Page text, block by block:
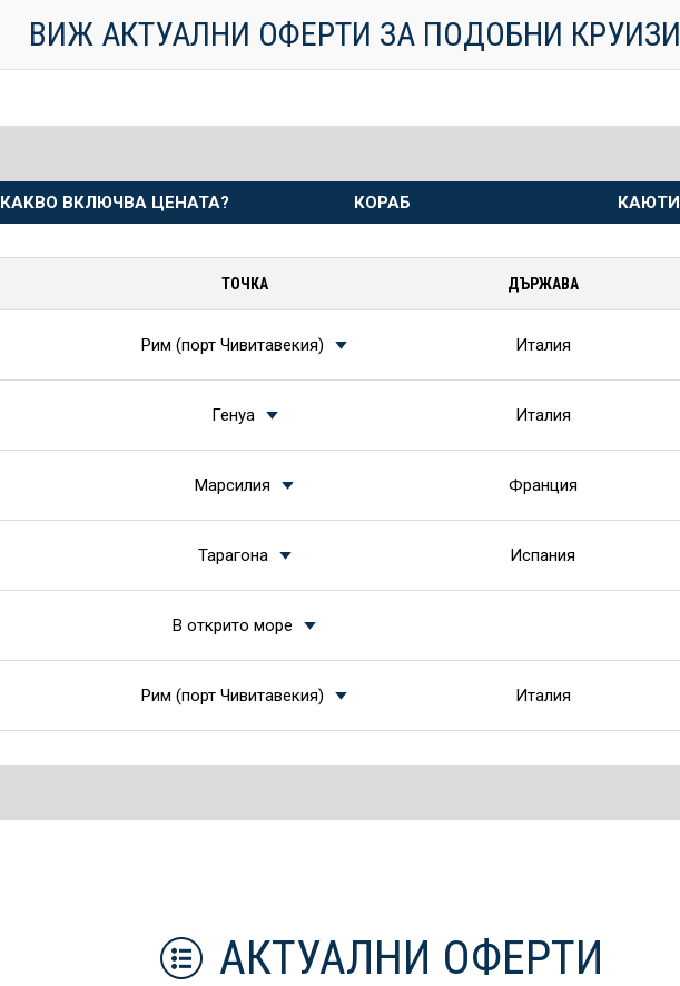
ВИЖ АКТУАЛНИ ОФЕРТИ ЗА ПОДОБНИ КРУИЗИ
КАКВО ВКЛЮЧВА ЦЕНАТА? КОРАБ КАЮТИ
ТОЧКА ДЪРЖАВА
Рим (порт Чивитавекия) Италия
Генуа Италия
Марсилия Франция
Тарагона Испания
В открито море
Рим (порт Чивитавекия) Италия
АКТУАЛНИ ОФЕРТИ